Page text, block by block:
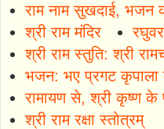
राम नाम सुखदाई, भजन
श्री राम मंदिर
श्री राम स्तुति: श्री
भजन: भए प्रगट कृपाला
रामायण से, श्री कृष्ण के
श्री राम रक्षा स्तोत्रम्